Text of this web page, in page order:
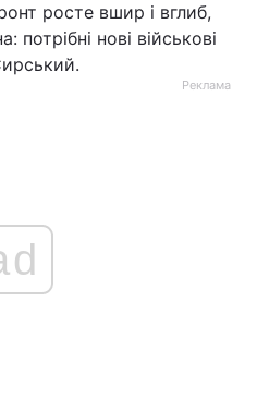
росте вшир і вглиб,
нові військові
Реклама